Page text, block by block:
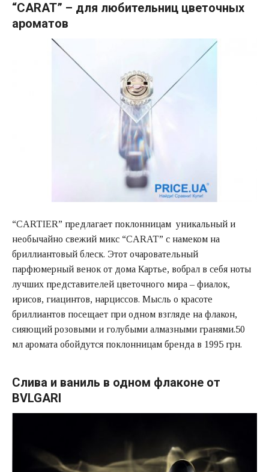
“CARAT” – для любительниц цветочных
ароматов
“CARTIER” предлагает поклонницам уникальный и
необычайно свежий микс “CARAT” с намеком на
бриллиантовый блеск. Этот очаровательный
парфюмерный венок от дома Картье, вобрал в себя ноты
лучших представителей цветочного мира – фиалок,
ирисов, гиацинтов, нарциссов. Мысль о красоте
бриллиантов посещает при одном взгляде на флакон,
сияющий розовыми и голубыми алмазными гранями.50
мл аромата обойдутся поклонницам бренда в 1995 грн.
Слива и ваниль в одном флаконе от
BVLGARI